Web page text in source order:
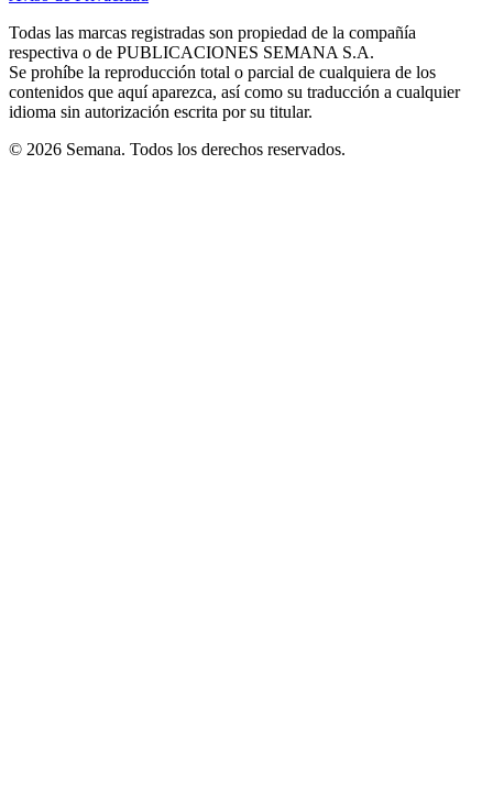
windowwindowwindow
new
window
Todas las marcas registradas son propiedad de la compañía
respectiva o de PUBLICACIONES SEMANA S.A.
Se prohíbe la reproducción total o parcial de cualquiera de los
contenidos que aquí aparezca, así como su traducción a cualquier
idioma sin autorización escrita por su titular.
© 2026 Semana. Todos los derechos reservados.